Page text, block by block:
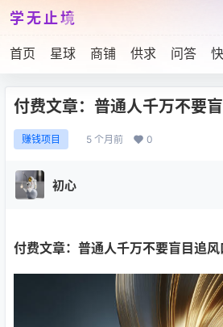
学无止境
首页 星球 商铺 供求 问答
付费文章：普通人千万不要
赚钱项目 5 个月前 0
初心
付费文章：普通人千万不要盲目追风